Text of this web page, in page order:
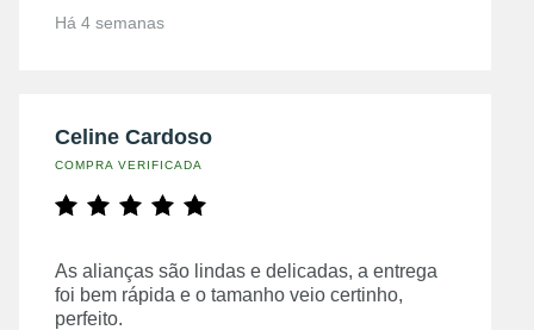
Há 4 semanas
Celine Cardoso
COMPRA VERIFICADA
As alianças são lindas e delicadas, a entrega
foi bem rápida e o tamanho veio certinho,
perfeito.